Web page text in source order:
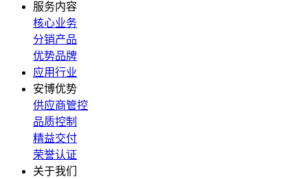
服务内容
核心业务
分销产品
优势品牌
应用行业
安博优势
供应商管控
品质控制
精益交付
荣誉认证
关于我们